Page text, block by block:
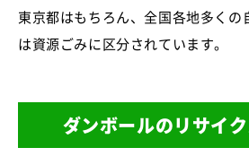
東京都はもちろん、全国各地多くの
は資源ごみに区分されています。
ダンボールのリサイ